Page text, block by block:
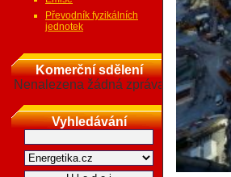
Převodník fyzikálních
jednotek
Komerční sdělení
Nenalezena žádná zpráva
Vyhledávání